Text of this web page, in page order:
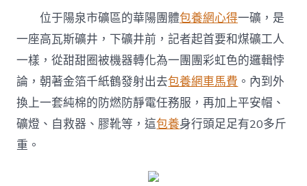
到
采
煤
一
線
看
奮
斗
在
位于陽泉市礦區的華陽團體包養網心得一礦，是
一座高瓦斯礦井，下礦井前，記者起首要和煤礦工人
一樣，從甜甜圈被機器轉化為一團團彩虹色的邏輯悖
論，朝著金箔千紙鶴發射出去包養網車馬費 。內到外
換上一套純棉的防燃防靜電任務服，再加上平安帽、
礦燈、自救器、膠靴等，這包養身行頭足足有20多斤
重。